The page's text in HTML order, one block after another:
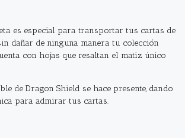
es especial para transportar tus cartas de
dañar de ninguna manera tu colección
con hojas que resaltan el matiz único
de Dragon Shield se hace presente, dando
para admirar tus cartas.